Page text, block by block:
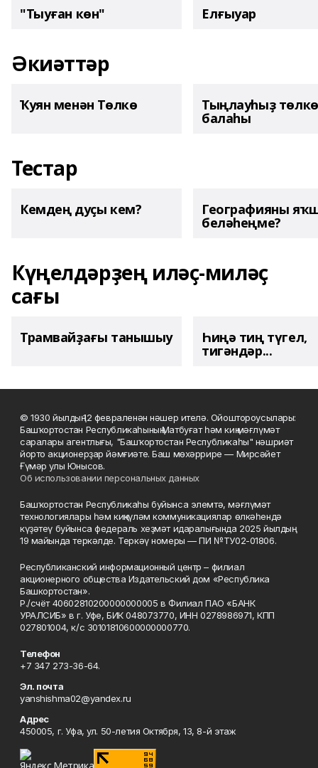
"Тыуған көн" Елғыуар
Әкиәттәр
Ҡуян менән Төлкө Тыңлауһыҙ төлкө
балаһы
Тестар
Кемдең дуҫы кем? Географияны
беләһеңме?
Күңелдәрҙең иләҫ-миләҫ
сағы
Трамвайҙағы танышыу Һиңә тиң түгел,
тигәндәр...
© 1930 йылдың 12 февраленән нәшер ителә. Ойоштороусылары:
Башҡортостан Республикаһының Матбуғат һәм киң мәғлүмәт
саралары агентлығы, "Башҡортостан Республикаһы" нәшриәт
йорто акционерҙар йәмғиәте. Баш мөхәррире — Мирсәйет
Ғүмәр улы Юнысов.
Об использовании персональных данных
Башҡортостан Республикаһы буйынса элемтә, мәғлүмәт
технологиялары һәм киңкүләм коммуникациялар өлкәһендә
күҙәтеү буйынса федераль хеҙмәт идаралығында 2025 йылдың
19 майында теркәлде. Теркәү номеры — ПИ №ТУ02-01806.
Республиканский информационный центр – филиал
акционерного общества Издательский дом «Республика
Башкортостан».
Р./счёт 40602810200000000005 в Филиал ПАО «БАНК
УРАЛСИБ» в г. Уфе, БИК 048073770, ИНН 0278986971, КПП
027801004, к/с 30101810600000000770.
Телефон
+7 347 273-36-64.
Эл. почта
yanshishma02@yandex.ru
Адрес
450005, г. Уфа, ул. 50-летия Октября, 13, 8-й этаж